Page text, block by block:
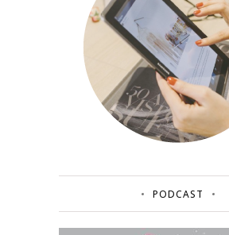
PODCAST